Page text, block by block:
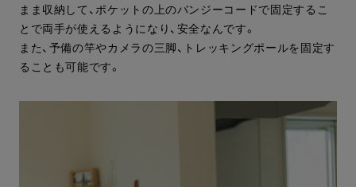
まま収納して、ポケットの上のバンジーコードで固定するこ
とで両手が使えるようになり、安全なんです。
また、予備の竿やカメラの三脚、トレッキングポールを固定す
ることも可能です。